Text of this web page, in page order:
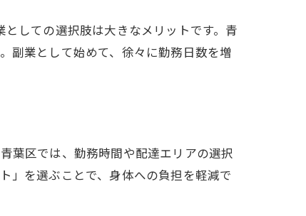
しての選択肢は大きなメリットです。青
副業として始めて、徐々に勤務日数を増
葉区では、勤務時間や配達エリアの選択
」を選ぶことで、身体への負担を軽減で